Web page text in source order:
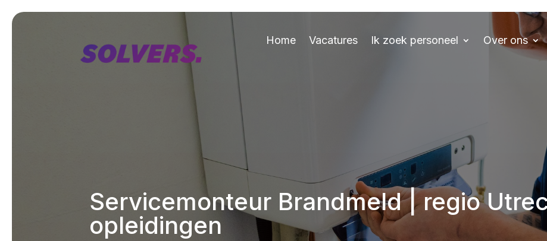
Home Vacatures Ik zoek personeel Over ons
Servicemonteur Brandmeld | regio
opleidingen